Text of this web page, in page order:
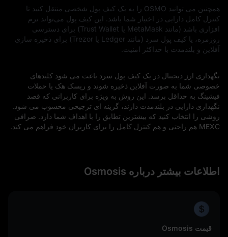
همچنین می‌ توانید OSMO را به یک کیف‌ پول شخصی منتقل کنید تا
کنترل کامل دارایی در اختیار شما باشد. این کیف‌ پول می‌تواند نرم‌
افزاری باشد (مانند MetaMask یا Trust Wallet) برای دسترسی
روزمره، یا کیف‌ پول سرد (مانند Ledger یا Trezor) برای ذخیره‌ سازی
آفلاین و بلندمدت با حداکثر امنیت.
نگهداری ارز دیجیتال در یک کیف‌ پول سرد باعث می‌ شود کلیدهای
خصوصی شما به‌ صورت آفلاین ذخیره شوند و ریسک هک یا حملات
فیشینگ به حداقل برسد. این روش به‌ ویژه برای کاربرانی که قصد
نگهداری دارایی در بلندمدت دارند، گزینه‌ ای ترجیحی محسوب می‌ شود.
روشی را انتخاب کنید که بیشترین تطابق را با اهداف شما دارد. صرافی
MEXC هم راحتی و هم کنترل کامل را برای کاربران خود فراهم می‌ کند.
اطلاعات بیشتر درباره Osmosis
قیمت Osmosis